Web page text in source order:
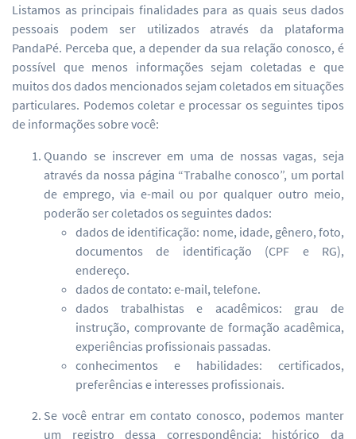
Listamos as principais finalidades para as quais seus dados
pessoais podem ser utilizados através da plataforma
PandaPé. Perceba que, a depender da sua relação conosco, é
possível que menos informações sejam coletadas e que
muitos dos dados mencionados sejam coletados em situações
particulares. Podemos coletar e processar os seguintes tipos
de informações sobre você:
Quando se inscrever em uma de nossas vagas, seja
através da nossa página “Trabalhe conosco”, um portal
de emprego, via e-mail ou por qualquer outro meio,
poderão ser coletados os seguintes dados:
dados de identificação: nome, idade, gênero, foto,
documentos de identificação (CPF e RG),
endereço.
dados de contato: e-mail, telefone.
dados trabalhistas e acadêmicos: grau de
instrução, comprovante de formação acadêmica,
experiências profissionais passadas.
conhecimentos e habilidades: certificados,
preferências e interesses profissionais.
Se você entrar em contato conosco, podemos manter
um registro dessa correspondência: histórico da